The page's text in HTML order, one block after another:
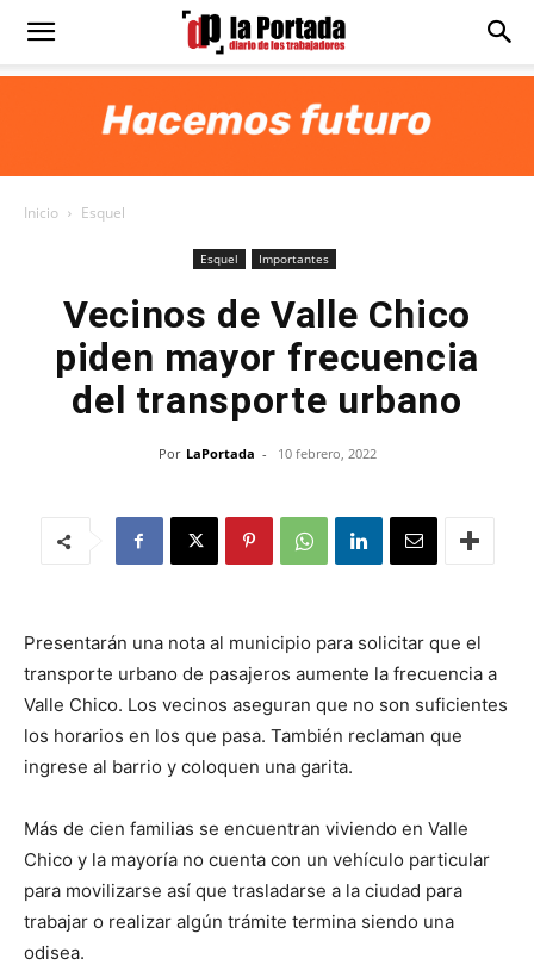
Diario
Inicio Esquel
Esquel Importantes
Vecinos de Valle Chico
piden mayor frecuencia
del transporte urbano
Por LaPortada - 10 febrero, 2022
Presentarán una nota al municipio para solicitar que el
transporte urbano de pasajeros aumente la frecuencia a
Valle Chico. Los vecinos aseguran que no son suficientes
los horarios en los que pasa. También reclaman que
ingrese al barrio y coloquen una garita.
Más de cien familias se encuentran viviendo en Valle
Chico y la mayoría no cuenta con un vehículo particular
para movilizarse así que trasladarse a la ciudad para
trabajar o realizar algún trámite termina siendo una
odisea.